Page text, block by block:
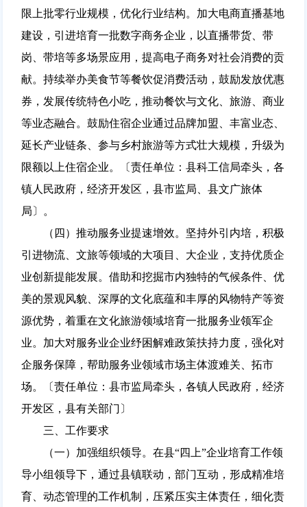
限上批零行业规模，优化行业结构。加大电商直播基地
建设，引进培育一批数字商务企业，以直播带货、带
岗、带培等多场景应用，提高电子商务对社会消费的贡
献。持续举办美食节等餐饮促消费活动，鼓励发放优惠
券，发展传统特色小吃，推动餐饮与文化、旅游、商业
等业态融合。鼓励住宿企业通过品牌加盟、丰富业态、
延长产业链条、参与乡村旅游等方式壮大规模，升级为
限额以上住宿企业。〔责任单位：县科工信局牵头，各
镇人民政府，经济开发区，县市监局、县文广旅体
局〕。
（四）推动服务业提速增效。坚持外引内培，积极
引进物流、文旅等领域的大项目、大企业，支持优质企
业创新提能发展。借助和挖掘市内独特的气候条件、优
美的景观风貌、深厚的文化底蕴和丰厚的风物特产等资
源优势，着重在文化旅游领域培育一批服务业领军企
业。加大对服务业企业纾困解难政策扶持力度，强化对
企服务保障，帮助服务业领域市场主体渡难关、拓市
场。〔责任单位：县市监局牵头，各镇人民政府，经济
开发区，县有关部门〕
三、工作要求
（一）加强组织领导。在县“四上”企业培育工作领
导小组领导下，通过县镇联动，部门互动，形成精准培
育、动态管理的工作机制，压紧压实主体责任，细化责